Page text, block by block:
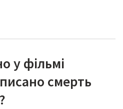
у фільмі
смерть